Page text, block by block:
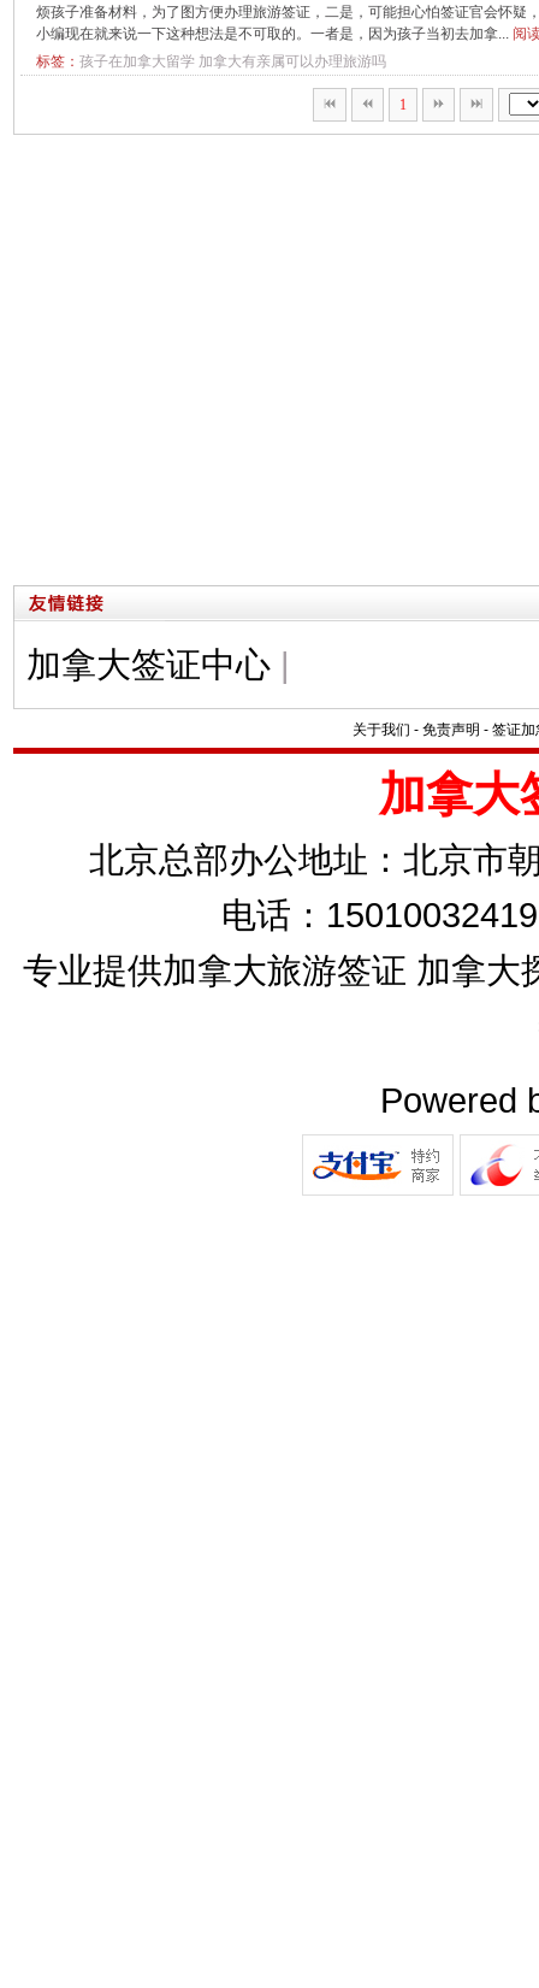
烦孩子准备材料，为了图方便办理旅游签证，二是，可能担心怕签证官会怀疑
小编现在就来说一下这种想法是不可取的。一者是，因为孩子当初去加拿... 阅
标签： 孩子在加拿大留学 加拿大有亲属可以办理旅游吗
1
加拿大签证中心 |
关于我们 - 免责声明 - 签证加
加拿大
北京总部办公地址：北京市
电话：
专业提供加拿大旅游签证 加拿
Powered